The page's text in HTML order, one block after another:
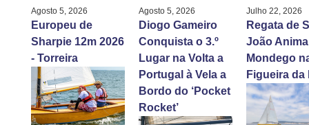
Agosto 5, 2026
Europeu de
Sharpie 12m 2026
- Torreira
Agosto 5, 2026
Diogo Gameiro
Conquista o 3.º
Lugar na Volta a
Portugal à Vela a
Bordo do ‘Pocket
Rocket’
Julho 22, 2026
Regata de
João
Mondego
Figueira da